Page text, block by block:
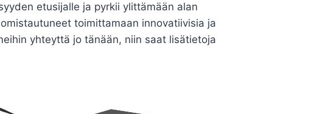
etusijalle ja pyrkii ylittämään alan
toimittamaan innovatiivisia ja
yhteyttä jo tänään, niin saat lisätietoja